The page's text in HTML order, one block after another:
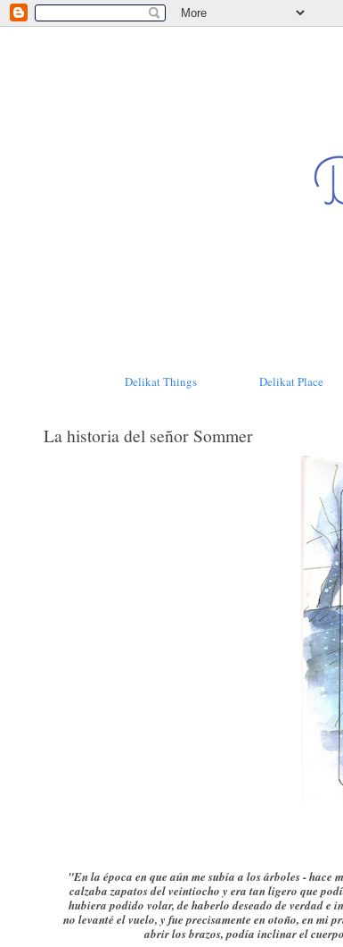
Delikat Things Delikat Place
La historia del señor Sommer
"En la época en que aún me subía a los árboles - hace
calzaba zapatos del veintiocho y era tan ligero que
hubiera podido volar, de haberlo deseado de verdad e
no levanté el vuelo, y fue precisamente en otoño, en mi
abrir los brazos, podía inclinar el